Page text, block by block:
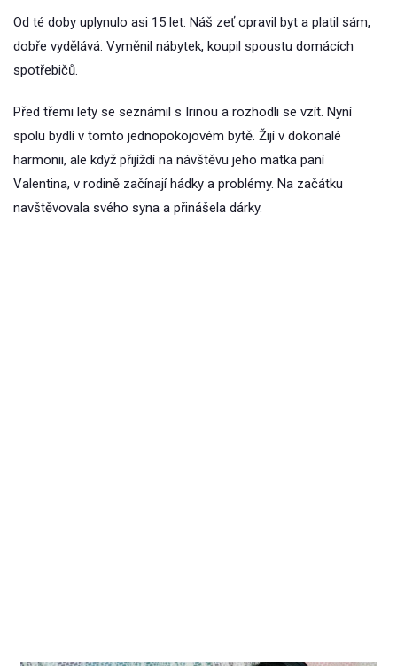
Od té doby uplynulo asi 15 let. Náš zeť opravil byt a platil sám,
dobře vydělává. Vyměnil nábytek, koupil spoustu domácích
spotřebičů.
Před třemi lety se seznámil s Irinou a rozhodli se vzít. Nyní
spolu bydlí v tomto jednopokojovém bytě. Žijí v dokonalé
harmonii, ale když přijíždí na návštěvu jeho matka paní
Valentina, v rodině začínají hádky a problémy. Na začátku
navštěvovala svého syna a přinášela dárky.